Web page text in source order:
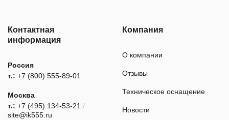
Контактная
информация
Россия
т.: +7 (800) 555-89-01
Москва
т.: +7 (495) 134-53-21 /
site@ik555.ru
Компания
О компании
Отзывы
Техническое оснащение
Новости